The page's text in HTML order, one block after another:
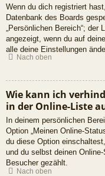
Wenn du dich registriert
Datenbank des Boards
„Persönlichen Bereich“;
angezeigt, wenn du auf
alle deine Einstellungen
Nach oben
Wie kann ich
in der Online-Liste
In deinem persönlichen
Option „Meinen Online-
du diese Option
und du selbst deinen
Besucher gezählt.
Nach oben